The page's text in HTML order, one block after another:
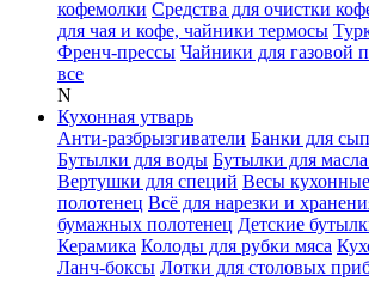
кофемолки Средства для очистки
для чая и кофе, чайники термосы
Френч-прессы Чайники для газовой
все
N
Кухонная утварь
Анти-разбрызгиватели Банки для
Бутылки для воды Бутылки для
Вертушки для специй Весы кухонные
полотенец Всё для нарезки и
бумажных полотенец Детские
Керамика Колоды для рубки мяса
Ланч-боксы Лотки для столовых